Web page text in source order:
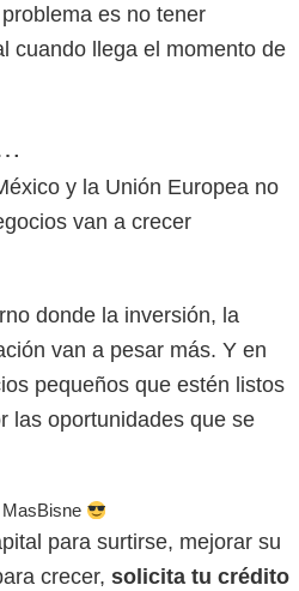
es no tener
cuando llega el momento de
y la Unión Europea no
van a crecer
donde la inversión, la
van a pesar más. Y en
pequeños que estén listos
las oportunidades que se
MasBisne
para surtirse, mejorar su
crecer, solicita tu crédito